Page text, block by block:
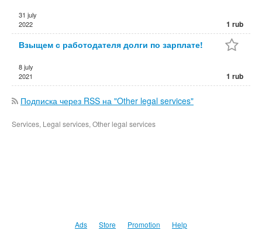
31 july
2022
1 rub
Взыщем с работодателя долги по зарплате!
8 july
2021
1 rub
Подписка через RSS на "Other legal services"
Services, Legal services, Other legal services
Ads Store Promotion Help